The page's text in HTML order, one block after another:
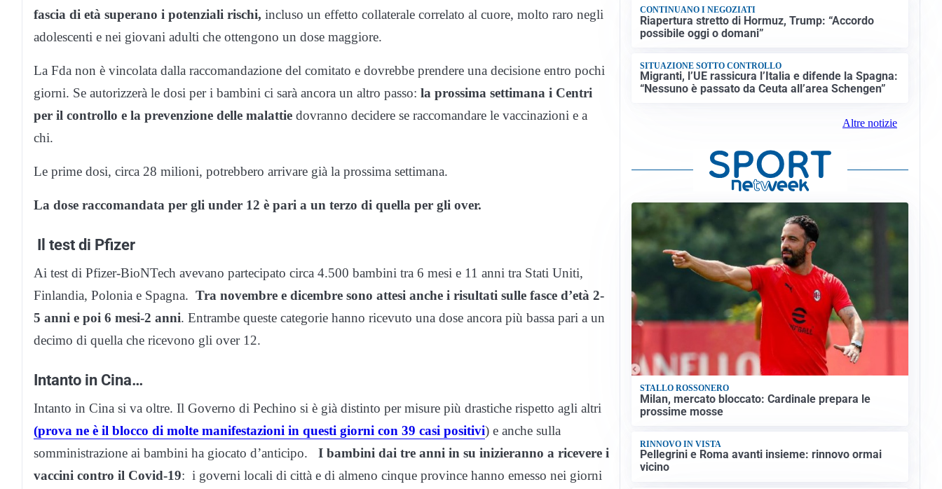
fascia di età superano i potenziali rischi, incluso un effetto collaterale correlato al cuore, molto raro negli
adolescenti e nei giovani adulti che ottengono un dose maggiore.
La Fda non è vincolata dalla raccomandazione del comitato e dovrebbe prendere una decisione entro pochi
giorni. Se autorizzerà le dosi per i bambini ci sarà ancora un altro passo: la prossima settimana i Centri
per il controllo e la prevenzione delle malattie dovranno decidere se raccomandare le vaccinazioni e a
chi.
Le prime dosi, circa 28 milioni, potrebbero arrivare già la prossima settimana.
La dose raccomandata per gli under 12 è pari a un terzo di quella per gli over.
Il test di Pfizer
Ai test di Pfizer-BioNTech avevano partecipato circa 4.500 bambini tra 6 mesi e 11 anni tra Stati Uniti,
Finlandia, Polonia e Spagna. Tra novembre e dicembre sono attesi anche i risultati sulle fasce d’età 2-
5 anni e poi 6 mesi-2 anni. Entrambe queste categorie hanno ricevuto una dose ancora più bassa pari a un
decimo di quella che ricevono gli over 12.
Intanto in Cina…
Intanto in Cina si va oltre. Il Governo di Pechino si è già distinto per misure più drastiche rispetto agli altri
(prova ne è il blocco di molte manifestazioni in questi giorni con 39 casi positivi) e anche sulla
somministrazione ai bambini ha giocato d’anticipo.
I bambini dai tre anni in su inizieranno a ricevere i
vaccini contro il Covid-19: i governi locali di città e di almeno cinque province hanno emesso nei giorni
CONTINUANO I NEGOZIATI
Riapertura stretto di Hormuz, Trump: “Accordo
possibile oggi o domani”
SITUAZIONE SOTTO CONTROLLO
Migranti, l’UE rassicura l’Italia e difende la Spagna:
“Nessuno è passato da Ceuta all’area Schengen”
Altre notizie
STALLO ROSSONERO
Milan, mercato bloccato: Cardinale prepara le
prossime mosse
RINNOVO IN VISTA
Pellegrini e Roma avanti insieme: rinnovo ormai
vicino